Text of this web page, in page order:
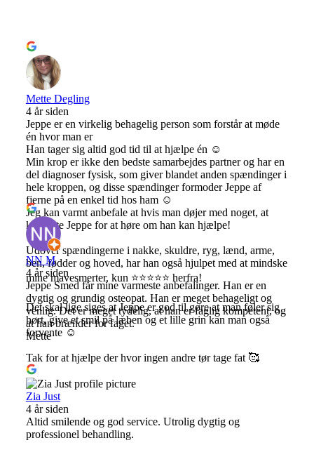
Mette Degling
4 år siden
Jeppe er en virkelig behagelig person som forstår at møde
én hvor man er
Han tager sig altid god tid til at hjælpe én ☺️
Min krop er ikke den bedste samarbejdes partner og har en
del diagnoser fysisk, som giver blandet anden spændinger i
hele kroppen, og disse spændinger formoder Jeppe af
fjerne på en enkel tid hos ham ☺️
Jeg kan varmt anbefale at hvis man døjer med noget, at
kontakte Jeppe for at høre om han kan hjælpe!
Udover spændingerne i nakke, skuldre, ryg, lænd, arme,
ben, fødder og hoved, har han også hjulpet med at mindske
mine mavesmerter, kun ⭐⭐⭐⭐⭐ herfra!
Det skal lige siges at Jeppe er god til gøre at man føler sig
hørt, give et smil på læben og et lille grin kan man også
forvente ☺️
Tak for at hjælpe der hvor ingen andre tør tage fat 🥰
NN M
4 år siden
Jeppe Smed får mine varmeste anbefalinger. Han er en
dygtig og grundig osteopat. Han er meget behageligt og
venlig. Det er meget tydelig, at han er faglig kompetent, og
at han brænder for faget.
Mette
Zia Just
4 år siden
Altid smilende og god service. Utrolig dygtig og
professionel behandling.